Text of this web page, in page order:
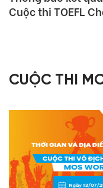
Cuộc thi TOEFL
CUỘC THI